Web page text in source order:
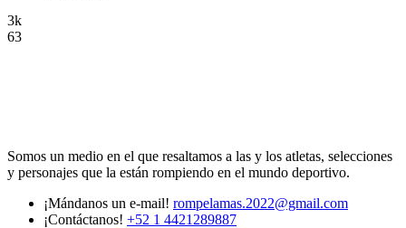
3k
63
Somos un medio en el que resaltamos a las y los atletas, selecciones
y personajes que la están rompiendo en el mundo deportivo.
¡Mándanos un e-mail! rompelamas.2022@gmail.com
¡Contáctanos! +52 1 4421289887